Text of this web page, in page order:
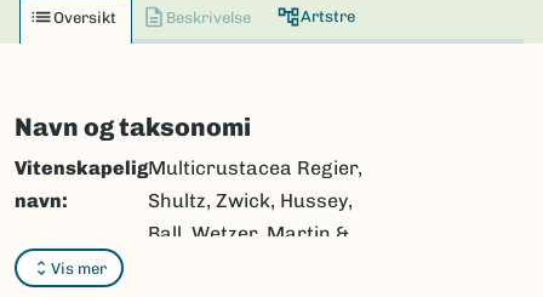
Oversikt Beskrivelse Artstre
Navn og taksonomi
Vis mer
Vitenskapelig
navn:
Multicrustacea Regier,
Shultz, Zwick, Hussey,
Ball, Wetzer, Martin &